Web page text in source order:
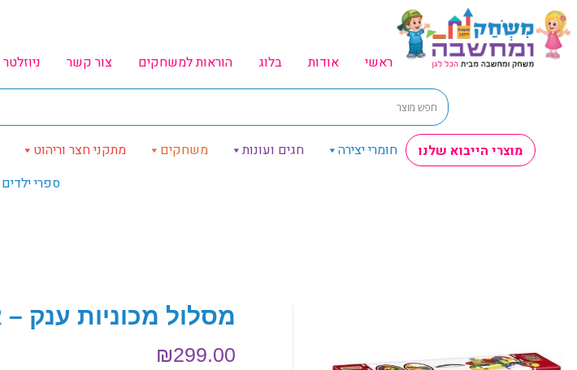
ראשי אודות בלוג הוראות למשחקים צור קשר ניוזלטר
מוצרי הייבוא שלנו חומרי יצירה חגים ועונות משחקים מתקני חצר וריהוט
ספרי ילדים
מסלול מכוניות ענק – WADER
₪299.00